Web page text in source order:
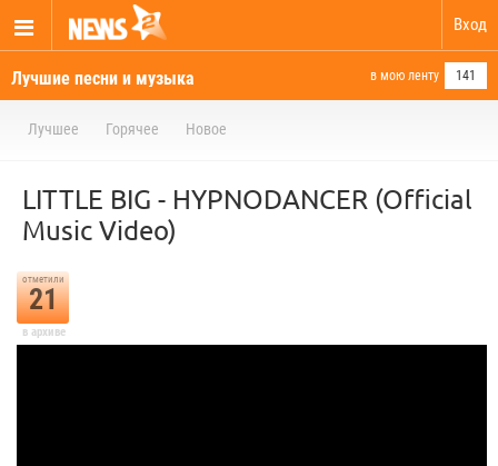
Вход
Лучшие песни и музыка в мою ленту 141
Лучшее Горячее Новое
LITTLE BIG - HYPNODANCER (Official
Music Video)
отметили
21
в архиве